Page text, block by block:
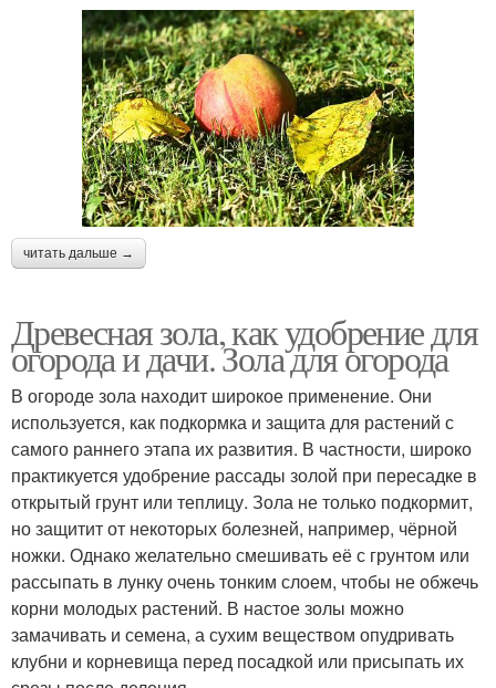
читать дальше →
Древесная зола, как удобрение для
огорода и дачи. Зола для огорода
В огороде зола находит широкое применение. Они
используется, как подкормка и защита для растений с
самого раннего этапа их развития. В частности, широко
практикуется удобрение рассады золой при пересадке в
открытый грунт или теплицу. Зола не только подкормит,
но защитит от некоторых болезней, например, чёрной
ножки. Однако желательно смешивать её с грунтом или
рассыпать в лунку очень тонким слоем, чтобы не обжечь
корни молодых растений. В настое золы можно
замачивать и семена, а сухим веществом опудривать
клубни и корневища перед посадкой или присыпать их